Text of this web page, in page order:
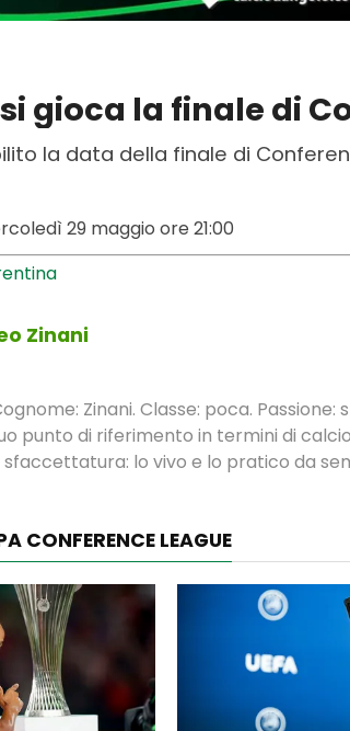
gioca la finale di
la data della finale di
29 maggio ore 21:00
Zinani
Zinani. Classe: poca.
punto di riferimento in termini di
sfaccettatura: lo vivo e lo pratico da
CONFERENCE LEAGUE